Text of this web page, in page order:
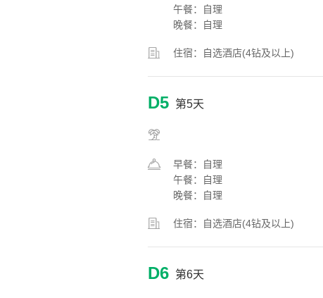
午餐：自理
晚餐：自理
住宿：自选酒店(4钻及以上)
D5 第5天
早餐：自理
午餐：自理
晚餐：自理
住宿：自选酒店(4钻及以上)
D6 第6天